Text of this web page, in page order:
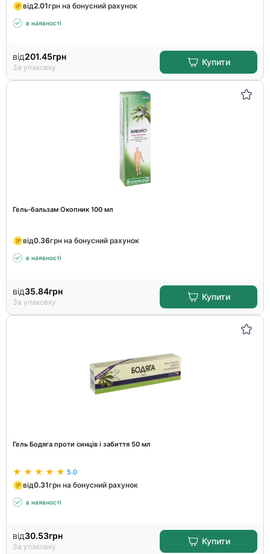
від2.01грн на бонусний рахунок
в наявності
від201.45грн
За упаковку
Купити
Гель-бальзам Окопник 100 мл
від0.36грн на бонусний рахунок
в наявності
від35.84грн
За упаковку
Купити
Гель Бодяга проти синців і забиття 50 мл
5.0
від0.31грн на бонусний рахунок
в наявності
від30.53грн
За упаковку
Купити